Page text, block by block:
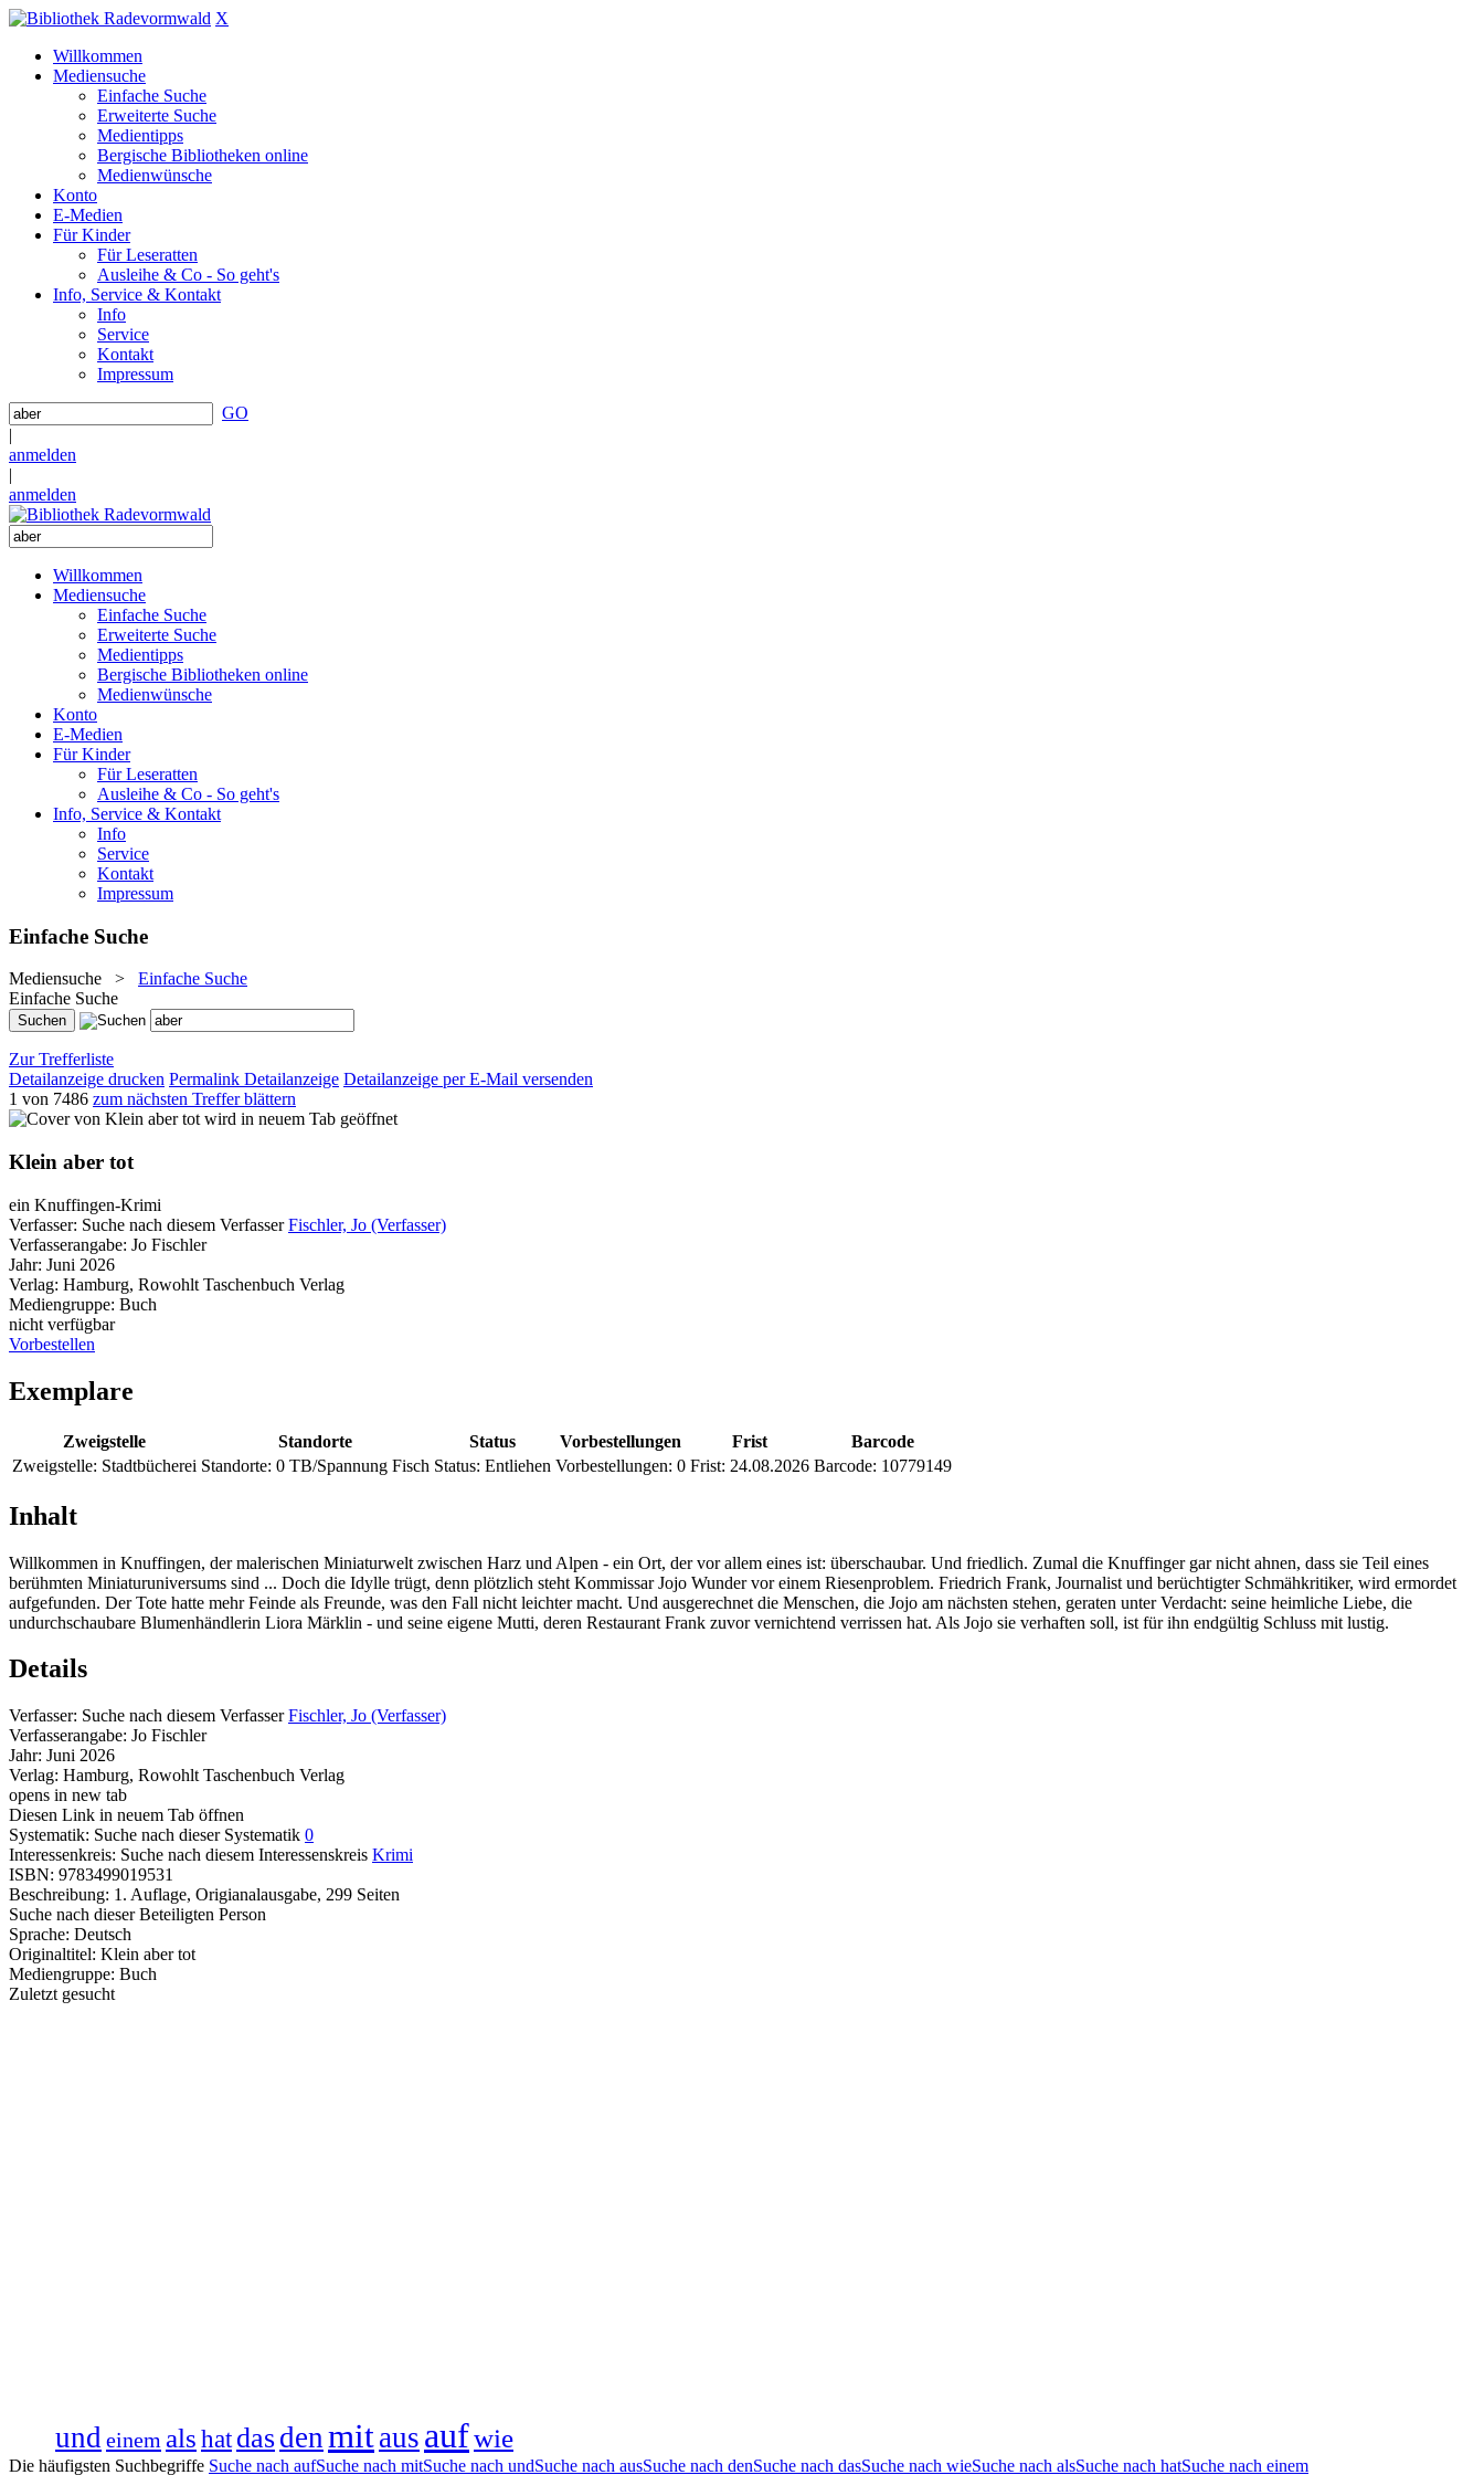
X
Willkommen
Mediensuche
Einfache Suche
Erweiterte Suche
Medientipps
Bergische Bibliotheken online
Medienwünsche
Konto
E-Medien
Für Kinder
Für Leseratten
Ausleihe & Co - So geht's
Info, Service & Kontakt
Info
Service
Kontakt
Impressum
GO
|
anmelden
|
anmelden
Willkommen
Mediensuche
Einfache Suche
Erweiterte Suche
Medientipps
Bergische Bibliotheken online
Medienwünsche
Konto
E-Medien
Für Kinder
Für Leseratten
Ausleihe & Co - So geht's
Info, Service & Kontakt
Info
Service
Kontakt
Impressum
Einfache Suche
Mediensuche > Einfache Suche
Einfache Suche
Zur Trefferliste
Detailanzeige drucken Permalink Detailanzeige Detailanzeige per E-Mail versenden
1 von 7486 zum nächsten Treffer blättern
wird in neuem Tab geöffnet
Klein aber tot
ein Knuffingen-Krimi
Verfasser: Suche nach diesem Verfasser Fischler, Jo (Verfasser)
Verfasserangabe: Jo Fischler
Jahr: Juni 2026
Verlag: Hamburg, Rowohlt Taschenbuch Verlag
Mediengruppe: Buch
nicht verfügbar
Vorbestellen
Exemplare
Zweigstelle Standorte Status Vorbestellungen Frist
Barcode
Zweigstelle: Stadtbücherei Standorte: 0 TB/Spannung Fisch Status: Entliehen Vorbestellungen: 0 Frist: 24.08.2026 Barcode: 10779149
Inhalt
Willkommen in Knuffingen, der malerischen Miniaturwelt zwischen Harz und Alpen - ein Ort, der vor allem eines ist: überschaubar. Und friedlich. Zumal die Knuffinger gar nicht ahnen, dass sie Teil eines
berühmten Miniaturuniversums sind ... Doch die Idylle trügt, denn plötzlich steht Kommissar Jojo Wunder vor einem Riesenproblem. Friedrich Frank, Journalist und berüchtigter Schmähkritiker, wird ermordet
aufgefunden. Der Tote hatte mehr Feinde als Freunde, was den Fall nicht leichter macht. Und ausgerechnet die Menschen, die Jojo am nächsten stehen, geraten unter Verdacht: seine heimliche Liebe, die
undurchschaubare Blumenhändlerin Liora Märklin - und seine eigene Mutti, deren Restaurant Frank zuvor vernichtend verrissen hat. Als Jojo sie verhaften soll, ist für ihn endgültig Schluss mit lustig.
Details
Verfasser: Suche nach diesem Verfasser Fischler, Jo (Verfasser)
Verfasserangabe: Jo Fischler
Jahr: Juni 2026
Verlag: Hamburg, Rowohlt Taschenbuch Verlag
opens in new tab
Diesen Link in neuem Tab öffnen
Systematik: Suche nach dieser Systematik 0
Interessenkreis: Suche nach diesem Interessenskreis Krimi
ISBN: 9783499019531
Beschreibung: 1. Auflage, Origianalausgabe, 299 Seiten
Suche nach dieser Beteiligten Person
Sprache: Deutsch
Originaltitel: Klein aber tot
Mediengruppe: Buch
Zuletzt gesucht
undeinem als hat dasdenmitaus aufwie
Die häufigsten Suchbegriffe Suche nach aufSuche nach mitSuche nach undSuche nach ausSuche nach denSuche nach dasSuche nach wieSuche nach alsSuche nach hatSuche nach einem